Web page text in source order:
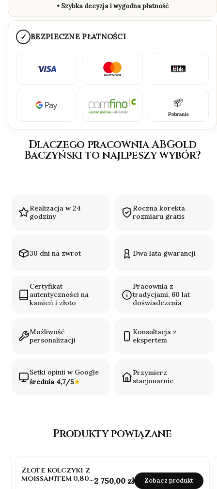
• Szybka decyzja i wygodna płatność
✓ BEZPIECZNE PŁATNOŚCI
Pobranie
Dlaczego pracownia ABGold
Baczyński to najlpeszy wybór?
Realizacja w 24
godziny
Roczna korekta
rozmiaru gratis
30 dni na zwrot Dwa lata gwarancji
Certyfikat
autentyczności na
kamień i złoto
Pracownia z
tradycjami, 60 lat
doświadczenia
Możliwość
personalizacji
Konsultacja z
ekspertem
Setki opinii w Google
średnia 4,7/5
Przymierz
stacjonarnie
Produkty powiązane
Złote kolczyki z
moissanitem 0,80 Cena
2 750,00 zł Zobacz produkt